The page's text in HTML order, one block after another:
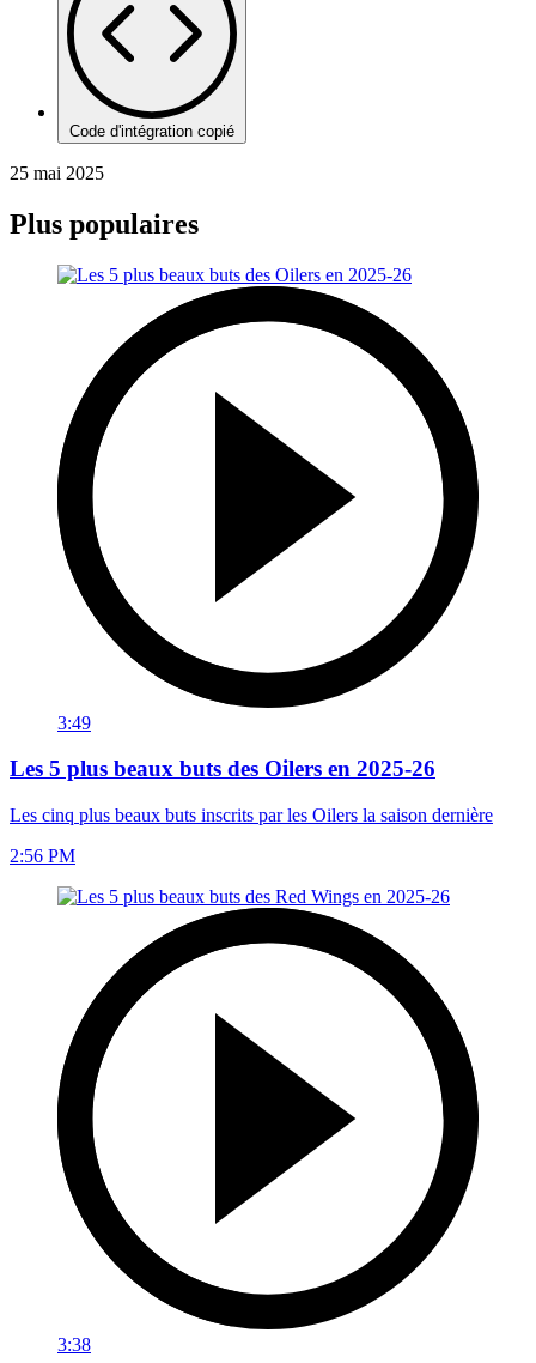
Code d'intégration copié
25 mai 2025
Plus populaires
3:49
Les 5 plus beaux buts des Oilers en 2025-26
Les cinq plus beaux buts inscrits par les Oilers la saison dernière
2:56 PM
3:38